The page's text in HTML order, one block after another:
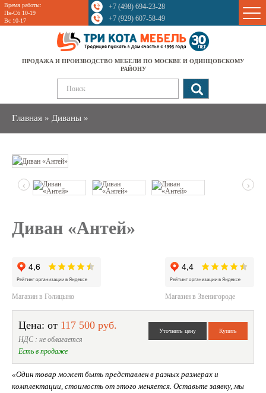
Время работы:
Пн-Сб 10-19
Вс 10-17
+7 (498) 694-23-28
+7 (929) 607-58-49
ПРОДАЖА И ПРОИЗВОДСТВО МЕБЕЛИ ПО МОСКВЕ И ОДИНЦОВСКОМУ
РАЙОНУ
Главная » Диваны »
Sale
‹ ›
Диван «Антей»
Магазин в Голицыно Магазин в Звенигороде
Цена: от 117 500 руб.
НДС : не облагается
Есть в продаже
«Один товар может быть представлен в разных размерах и
комплектации, стоимость от этого меняется. Оставьте заявку, мы